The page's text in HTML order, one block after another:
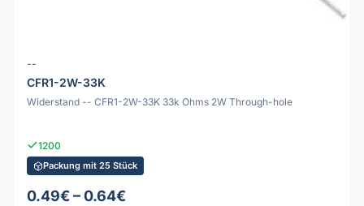
--
CFR1-2W-33K
Widerstand -- CFR1-2W-33K 33k Ohms 2W Through-hole
1200
Packung mit 25 Stück
0.49€ – 0.64€